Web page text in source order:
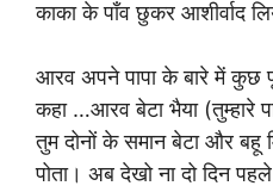
काका के पाँव छुकर आशीर्वाद
आरव अपने पापा के बारे में कुछ
कहा …आरव बेटा भैया (तुम्हारे
तुम दोनों के समान बेटा और बहू
पोता। अब देखो ना दो दिन पहले